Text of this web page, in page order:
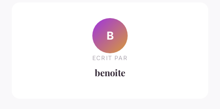
B
ECRIT PAR
benoite